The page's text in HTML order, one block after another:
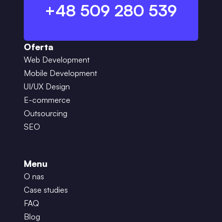
+48 509 280 539
Oferta
Web Development
Mobile Development
UI/UX Design
E-commerce
Outsourcing
SEO
Menu
O nas
Case studies
FAQ
Blog